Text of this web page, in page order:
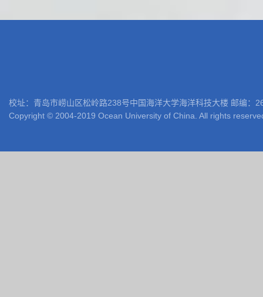
校址：青岛市崂山区松岭路238号中国海洋大学海洋科技大楼 邮编
Copyright © 2004-2019 Ocean University of China. All rights